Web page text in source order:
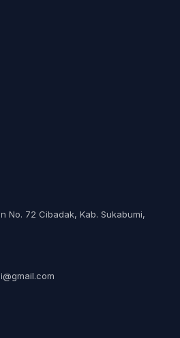
No. 72 Cibadak, Kab. Sukabumi,